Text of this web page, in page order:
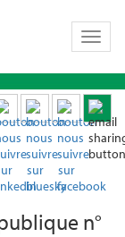
Toggle
n°